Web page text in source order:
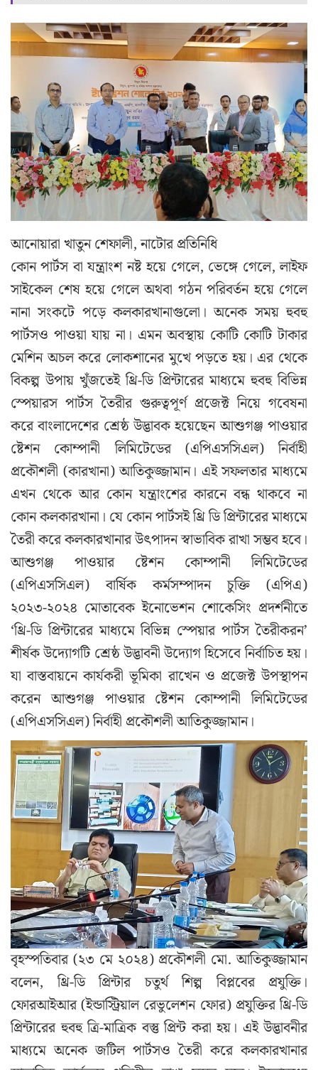
আনোয়ারা খাতুন শেফালী, নাটোর প্রতিনিধি
কোন পার্টস বা যন্ত্রাংশ নষ্ট হয়ে গেলে, ভেঙ্গে গেলে, লাইফ
সাইকেল শেষ হয়ে গেলে অথবা গঠন পরিবর্তন হয়ে গেলে
নানা সংকটে পড়ে কলকারখানাগুলো। অনেক সময় হুবহু
পার্টসও পাওয়া যায় না। এমন অবস্থায় কোটি কোটি টাকার
মেশিন অচল করে লোকশানের মুখে পড়তে হয়। এর থেকে
বিকল্প উপায় খুঁজতেই থ্রি-ডি প্রিন্টারের মাধ্যমে হুবহু বিভিন্ন
স্পেয়ারস পার্টস তৈরীর গুরুত্বপূর্ণ প্রজেক্ট নিয়ে গবেষনা
করে বাংলাদেশের শ্রেষ্ঠ উদ্ভাবক হয়েছেন আশুগঞ্জ পাওয়ার
ষ্টেশন কোম্পানী লিমিটেডের (এপিএসসিএল) নির্বাহী
প্রকৌশলী (কারখানা) আতিকুজ্জামান। এই সফলতার মাধ্যমে
এখন থেকে আর কোন যন্ত্রাংশের কারনে বন্ধ থাকবে না
কোন কলকারখানা। যে কোন পার্টসই থ্রি ডি প্রিন্টারের মাধ্যমে
তৈরী করে কলকারখানার উৎপাদন স্বাভাবিক রাখা সম্ভব হবে।
আশুগঞ্জ পাওয়ার ষ্টেশন কোম্পানী লিমিটেডের
(এপিএসসিএল) বার্ষিক কর্মসম্পাদন চুক্তি (এপিএ)
২০২৩-২০২৪ মোতাবেক ইনোভেশন শোকেসিং প্রদর্শনীতে
‘থ্রি-ডি প্রিন্টারের মাধ্যমে বিভিন্ন স্পেয়ার পার্টস তৈরীকরন’
শীর্ষক উদ্যোগটি শ্রেষ্ঠ উদ্ভাবনী উদ্যোগ হিসেবে নির্বাচিত হয়।
যা বাস্তবায়নে কার্যকরী ভূমিকা রাখেন ও প্রজেক্ট উপস্থাপন
করেন আশুগঞ্জ পাওয়ার ষ্টেশন কোম্পানী লিমিটেডের
(এপিএসসিএল) নির্বাহী প্রকৌশলী আতিকুজ্জামান।
বৃহস্পতিবার (২৩ মে ২০২৪) প্রকৌশলী মো. আতিকুজ্জামান
বলেন, থ্রি-ডি প্রিন্টার চতুর্থ শিল্প বিপ্লবের প্রযুক্তি।
ফোরআইআর (ইন্ডাস্ট্রিয়াল রেভুলেশন ফোর) প্রযুক্তির থ্রি-ডি
প্রিন্টারের হুবহু ত্রি-মাত্রিক বস্তু প্রিন্ট করা হয়। এই উদ্ভাবনীর
মাধ্যমে অনেক জটিল পার্টসও তৈরী করে কলকারখানার